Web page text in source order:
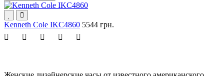
Kenneth Cole IKC4860 5544 грн.